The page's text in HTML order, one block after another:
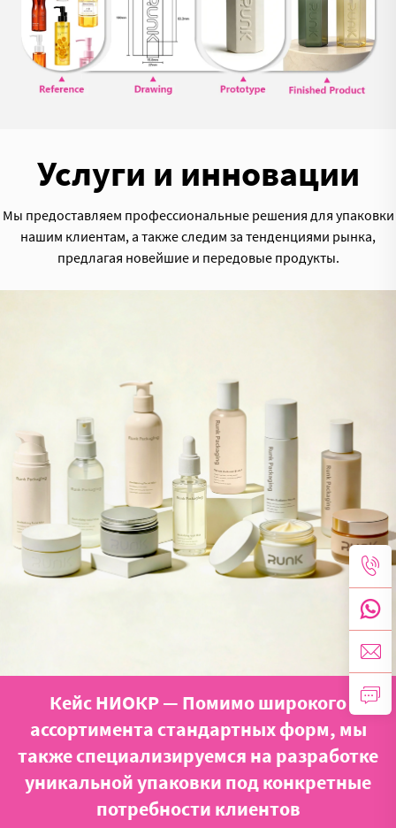
Услуги и инновации
Мы предоставляем профессиональные решения для упаковки
нашим клиентам, а также следим за тенденциями рынка,
предлагая новейшие и передовые продукты.
Кейс НИОКР — Помимо широкого
ассортимента стандартных форм, мы
также специализируемся на разработке
уникальной упаковки под конкретные
потребности клиентов